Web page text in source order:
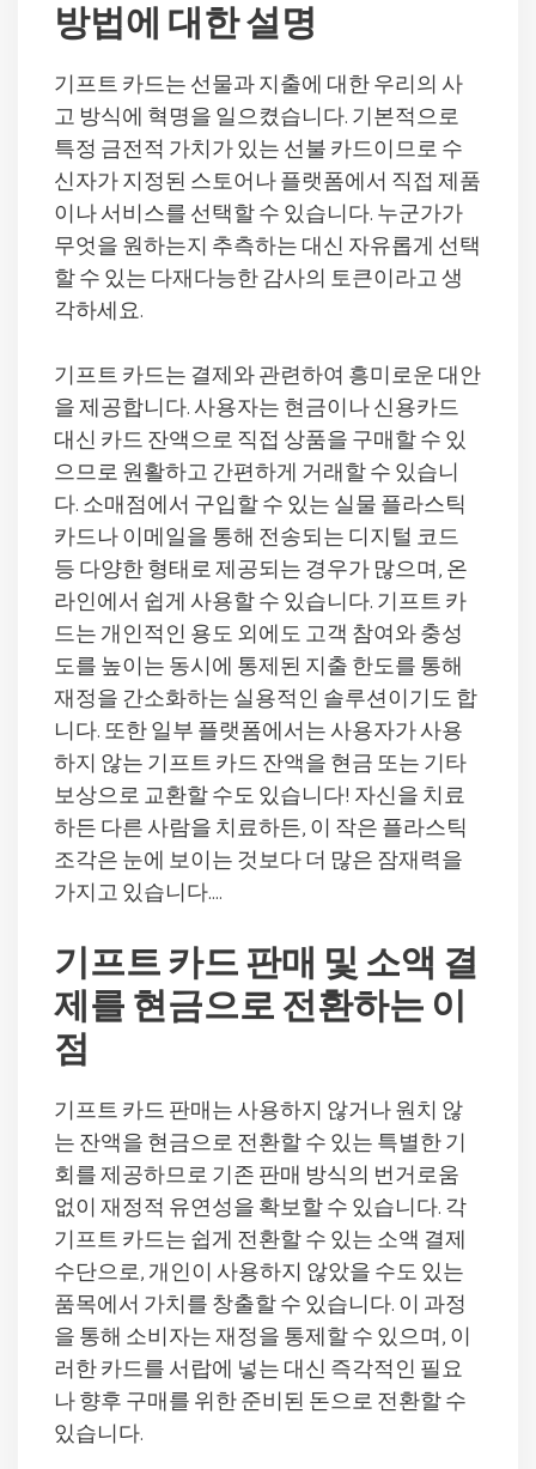
방법에 대한 설명
기프트 카드는 선물과 지출에 대한 우리의 사
고 방식에 혁명을 일으켰습니다. 기본적으로
특정 금전적 가치가 있는 선불 카드이므로 수
신자가 지정된 스토어나 플랫폼에서 직접 제품
이나 서비스를 선택할 수 있습니다. 누군가가
무엇을 원하는지 추측하는 대신 자유롭게 선택
할 수 있는 다재다능한 감사의 토큰이라고 생
각하세요.
기프트 카드는 결제와 관련하여 흥미로운 대안
을 제공합니다. 사용자는 현금이나 신용카드
대신 카드 잔액으로 직접 상품을 구매할 수 있
으므로 원활하고 간편하게 거래할 수 있습니
다. 소매점에서 구입할 수 있는 실물 플라스틱
카드나 이메일을 통해 전송되는 디지털 코드
등 다양한 형태로 제공되는 경우가 많으며, 온
라인에서 쉽게 사용할 수 있습니다. 기프트 카
드는 개인적인 용도 외에도 고객 참여와 충성
도를 높이는 동시에 통제된 지출 한도를 통해
재정을 간소화하는 실용적인 솔루션이기도 합
니다. 또한 일부 플랫폼에서는 사용자가 사용
하지 않는 기프트 카드 잔액을 현금 또는 기타
보상으로 교환할 수도 있습니다! 자신을 치료
하든 다른 사람을 치료하든, 이 작은 플라스틱
조각은 눈에 보이는 것보다 더 많은 잠재력을
가지고 있습니다….
기프트 카드 판매 및 소액 결
제를 현금으로 전환하는 이
점
기프트 카드 판매는 사용하지 않거나 원치 않
는 잔액을 현금으로 전환할 수 있는 특별한 기
회를 제공하므로 기존 판매 방식의 번거로움
없이 재정적 유연성을 확보할 수 있습니다. 각
기프트 카드는 쉽게 전환할 수 있는 소액 결제
수단으로, 개인이 사용하지 않았을 수도 있는
품목에서 가치를 창출할 수 있습니다. 이 과정
을 통해 소비자는 재정을 통제할 수 있으며, 이
러한 카드를 서랍에 넣는 대신 즉각적인 필요
나 향후 구매를 위한 준비된 돈으로 전환할 수
있습니다.